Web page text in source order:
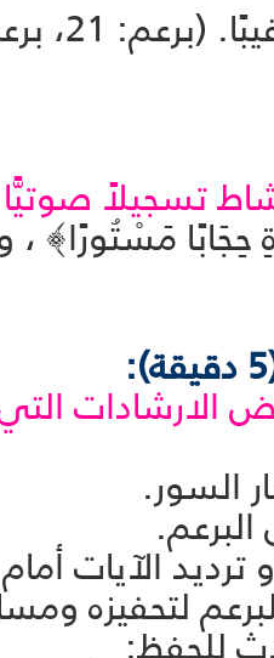
برعمة: 21).
تسجيلاً صوتيًّا
حِجَابًا مَسْتُورًا﴾
الارشادات